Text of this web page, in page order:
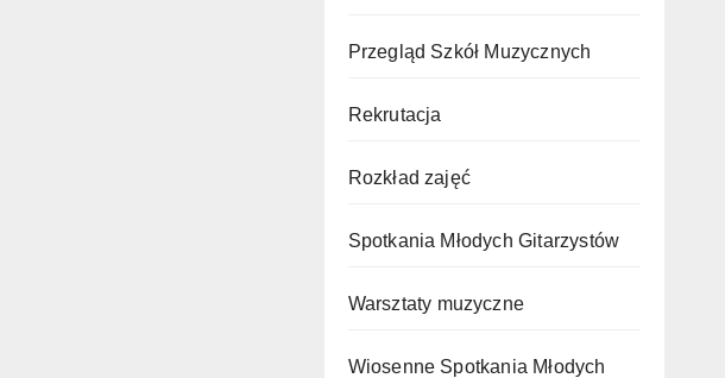
Przegląd Szkół Muzycznych
Rekrutacja
Rozkład zajęć
Spotkania Młodych Gitarzystów
Warsztaty muzyczne
Wiosenne Spotkania Młodych